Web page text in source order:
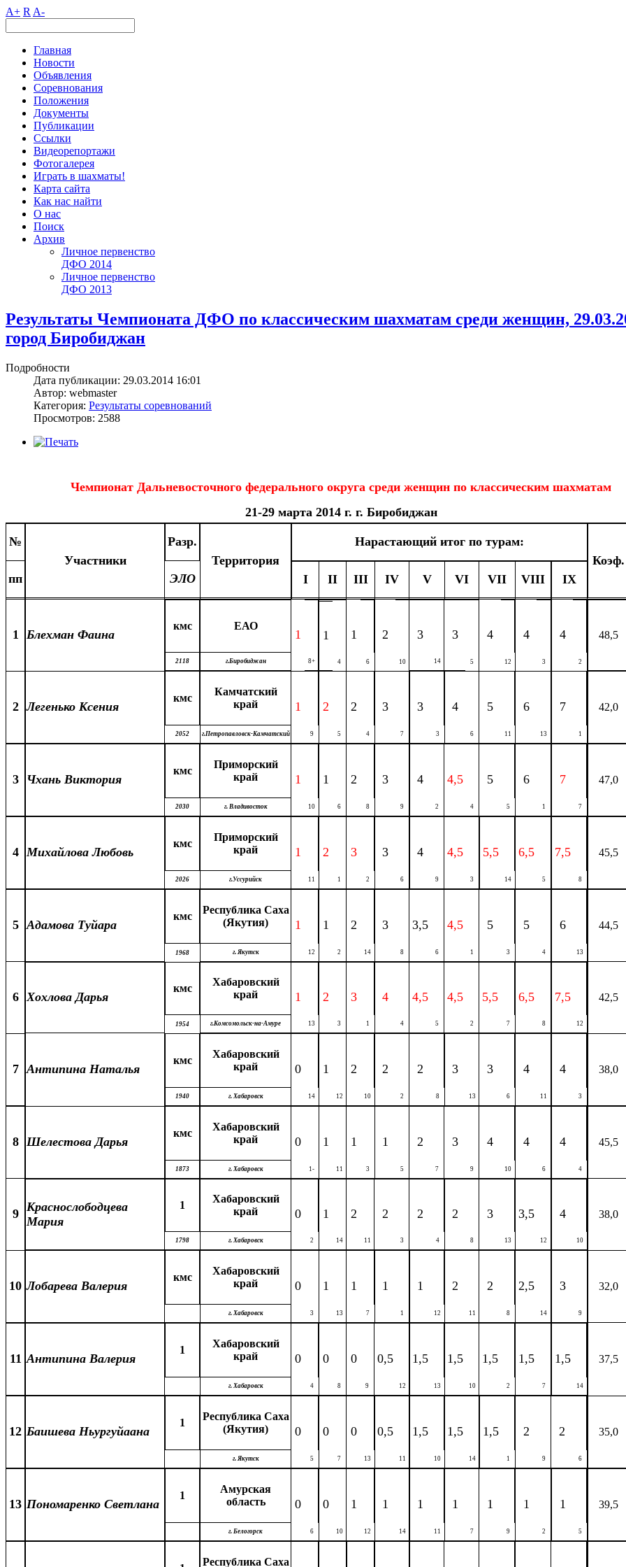
A+ R A-
Главная
Новости
Объявления
Соревнования
Положения
Документы
Публикации
Ссылки
Видеорепортажи
Фотогалерея
Играть в шахматы!
Карта сайта
Как нас найти
О нас
Поиск
Архив
Личное первенство
ДФО 2014
Личное первенство
ДФО 2013
Результаты Чемпионата ДФО по классическим шахматам среди женщин,
город Биробиджан
Подробности
Дата публикации: 29.03.2014 16:01
Автор: webmaster
Категория: Результаты соревнований
Просмотров: 2588
Чемпионат Дальневосточного федерального округа среди женщин по классическим шахматам
21-29 марта 2014 г. г. Биробиджан
№
Участники
Разр.
Территория
Нарастающий итог по турам:
Коэф.
пп
ЭЛО I II III IV V VI VII VIII IX
1 Блехман Фаина
кмс ЕАО
1 1 1 2 3 3 4 4 4 48,5
2118 г.Биробиджан 8+ 4 6 10 14 5 12 3 2
2 Легенько Ксения
кмс
Камчатский
край
1 2 2 3 3 4 5 6 7 42,0
2052 г.Петропавловск-Камчатский 9 5 4 7 3 6 11 13 1
3 Чхань Виктория
кмс
Приморский
край
1 1 2 3 4 4,5 5 6 7 47,0
2030 г. Владивосток 10 6 8 9 2 4 5 1 7
4 Михайлова Любовь
кмс
Приморский
край
1 2 3 3 4 4,5 5,5 6,5 7,5 45,5
2026 г.Уссурийск 11 1 2 6 9 3 14 5 8
5 Адамова Туйара
кмс
Республика Саха
(Якутия)
1 1 2 3 3,5 4,5 5 5 6 44,5
1968 г. Якутск 12 2 14 8 6 1 3 4 13
6 Хохлова Дарья
кмс
Хабаровский
край
1 2 3 4 4,5 4,5 5,5 6,5 7,5 42,5
1954 г.Комсомольск-на-Амуре 13 3 1 4 5 2 7 8 12
7 Антипина Наталья
кмс
Хабаровский
край
0 1 2 2 2 3 3 4 4 38,0
1940 г. Хабаровск 14 12 10 2 8 13 6 11 3
8 Шелестова Дарья
кмс
Хабаровский
край
0 1 1 1 2 3 4 4 4 45,5
1873 г. Хабаровск 1- 11 3 5 7 9 10 6 4
9
Краснослободцева
Мария
1
Хабаровский
край
0 1 2 2 2 2 3 3,5 4 38,0
1798 г. Хабаровск 2 14 11 3 4 8 13 12 10
10 Лобарева Валерия
кмс
Хабаровский
край
0 1 1 1 1 2 2 2,5 3 32,0
г. Хабаровск 3 13 7 1 12 11 8 14 9
11 Антипина Валерия
1
Хабаровский
край
0 0 0 0,5 1,5 1,5 1,5 1,5 1,5 37,5
г. Хабаровск 4 8 9 12 13 10 2 7 14
12 Баишева Ньургуйаана
1
Республика Саха
(Якутия)
0 0 0 0,5 1,5 1,5 1,5 2 2 35,0
г. Якутск 5 7 13 11 10 14 1 9 6
13 Пономаренко Светлана
1
Амурская
область
0 0 1 1 1 1 1 1 1 39,5
г. Белогорск 6 10 12 14 11 7 9 2 5
Республика Саха